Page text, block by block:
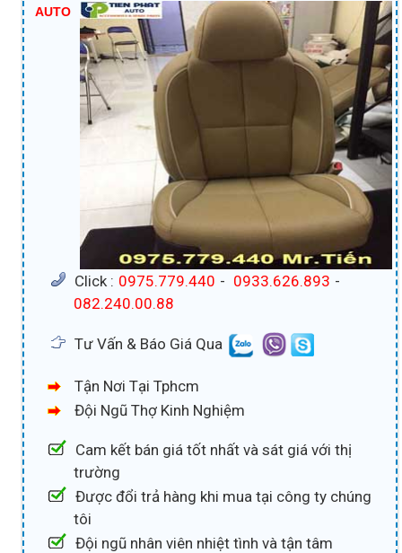
AUTO
Click : 0975.779.440 - 0933.626.893 -
082.240.00.88
Tư Vấn & Báo Giá Qua
Tận Nơi Tại Tphcm
Đội Ngũ Thợ Kinh Nghiệm
Cam kết bán giá tốt nhất và sát giá với thị
trường
Được đổi trả hàng khi mua tại công ty chúng
tôi
Đội ngũ nhân viên nhiệt tình và tận tâm